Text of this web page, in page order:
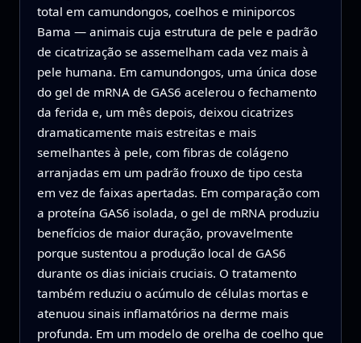
total em camundongos, coelhos e miniporcos
Bama — animais cuja estrutura de pele e padrão
de cicatrização se assemelham cada vez mais à
pele humana. Em camundongos, uma única dose
do gel de mRNA de GAS6 acelerou o fechamento
da ferida e, um mês depois, deixou cicatrizes
dramaticamente mais estreitas e mais
semelhantes à pele, com fibras de colágeno
arranjadas em um padrão frouxo de tipo cesta
em vez de faixas apertadas. Em comparação com
a proteína GAS6 isolada, o gel de mRNA produziu
benefícios de maior duração, provavelmente
porque sustentou a produção local de GAS6
durante os dias iniciais cruciais. O tratamento
também reduziu o acúmulo de células mortas e
atenuou sinais inflamatórios na derme mais
profunda. Em um modelo de orelha de coelho que